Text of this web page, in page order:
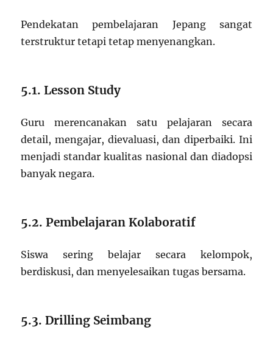
Pendekatan pembelajaran Jepang sangat
terstruktur tetapi tetap menyenangkan.
5.1. Lesson Study
Guru merencanakan satu pelajaran secara
detail, mengajar, dievaluasi, dan diperbaiki. Ini
menjadi standar kualitas nasional dan diadopsi
banyak negara.
5.2. Pembelajaran Kolaboratif
Siswa sering belajar secara kelompok,
berdiskusi, dan menyelesaikan tugas bersama.
5.3. Drilling Seimbang